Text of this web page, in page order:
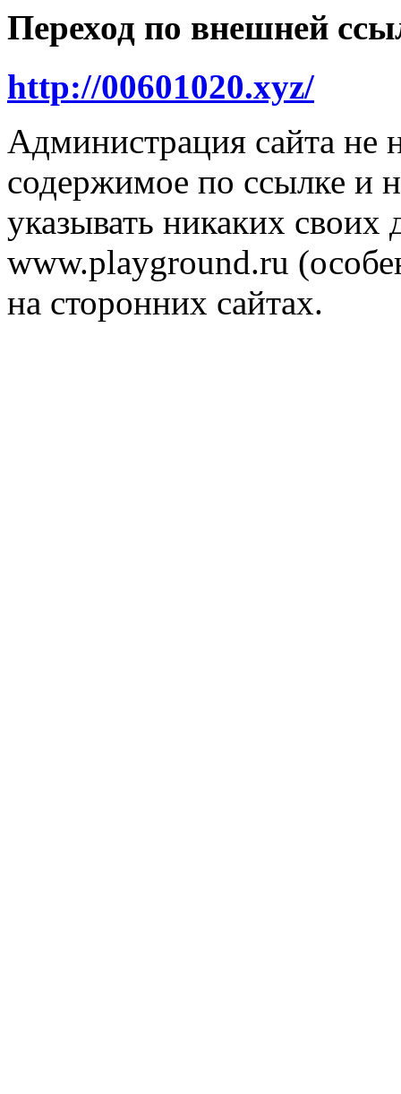
Переход по внешней
http://00601020.xyz/
Администрация сайта не
содержимое по ссылке и
указывать никаких
www.playground.ru
на сторонних сайтах.